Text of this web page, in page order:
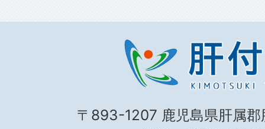
〒893-1207 鹿児島県肝属